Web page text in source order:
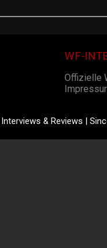
WF-
Offizielle
& Reviews |